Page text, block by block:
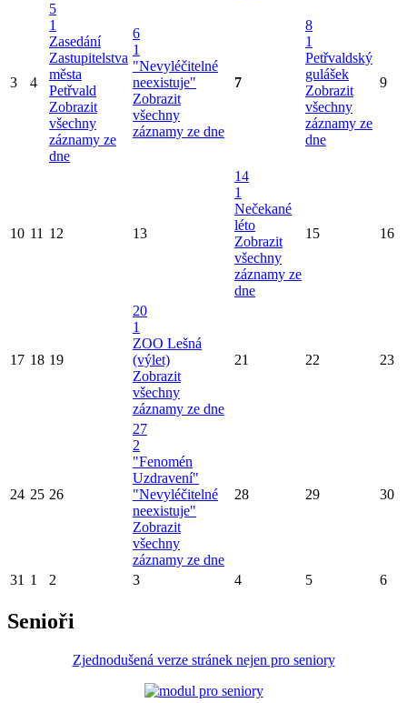
3 4
5
1
Zasedání
Zastupitelstva
města
Petřvald
Zobrazit
všechny
záznamy ze
dne
6
1
"Nevyléčitelné
neexistuje"
Zobrazit
všechny
záznamy ze dne
7
8
1
Petřvaldský
gulášek
Zobrazit
všechny
záznamy ze
dne
9
10 11 12 13
14
1
Nečekané
léto
Zobrazit
všechny
záznamy ze
dne
15 16
17 18 19
20
1
ZOO Lešná
(výlet)
Zobrazit
všechny
záznamy ze dne
21 22 23
24 25 26
27
2
"Fenomén
Uzdravení"
"Nevyléčitelné
neexistuje"
Zobrazit
všechny
záznamy ze dne
28 29 30
31 1 2 3 4 5 6
Senioři
Zjednodušená verze stránek nejen pro seniory